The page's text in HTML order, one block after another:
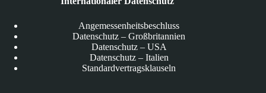
Angemessenheitsbeschluss
Datenschutz – Großbritannien
Datenschutz – USA
Datenschutz – Italien
Standardvertragsklauseln